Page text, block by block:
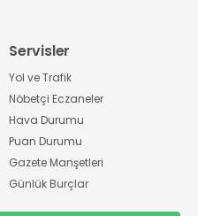
Servisler
Yol ve Trafik
Nöbetçi Eczaneler
Hava Durumu
Puan Durumu
Gazete Manşetleri
Günlük Burçlar